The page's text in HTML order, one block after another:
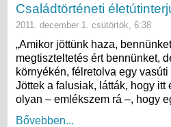
Családtörténeti
2011. december 1. csütörtök, 6:38
„Amikor jöttünk haza,
megtiszteltetés ért bennünket,
környékén, félretolva egy
Jöttek a falusiak, látták, hogy
olyan – emlékszem rá –, hogy
Bővebben...